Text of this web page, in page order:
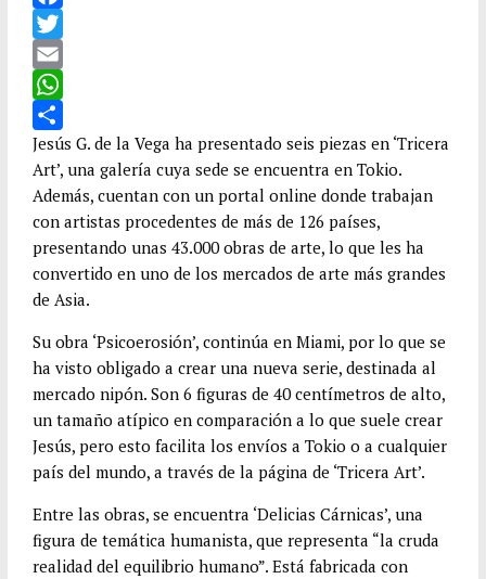
F
a
c
e
b
o
o
k
T
w
t
t
e
r
E
m
a
i
l
W
h
a
t
s
A
p
C
o
m
p
a
r
i
r
Jesús G. de la Vega ha presentado seis piezas en ‘Tricera
Art’, una galería cuya sede se encuentra en Tokio.
Además, cuentan con un portal online donde trabajan
con artistas procedentes de más de 126 países,
presentando unas 43.000 obras de arte, lo que les ha
convertido en uno de los mercados de arte más grandes
de Asia.
Su obra ‘Psicoerosión’, continúa en Miami, por lo que se
ha visto obligado a crear una nueva serie, destinada al
mercado nipón. Son 6 figuras de 40 centímetros de alto,
un tamaño atípico en comparación a lo que suele crear
Jesús, pero esto facilita los envíos a Tokio o a cualquier
país del mundo, a través de la página de ‘Tricera Art’.
Entre las obras, se encuentra ‘Delicias Cárnicas’, una
figura de temática humanista, que representa “la cruda
realidad del equilibrio humano”. Está fabricada con